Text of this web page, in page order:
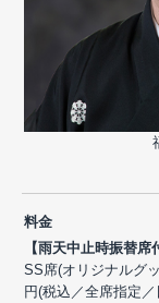
料金
【雨天中止時振替席
SS席(オリジナルグ
円(税込／全席指定